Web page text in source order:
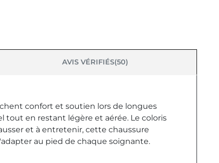
AVIS VÉRIFIÉS(50)
confort et soutien lors de longues
en restant légère et aérée. Le coloris
et à entretenir, cette chaussure
au pied de chaque soignante.